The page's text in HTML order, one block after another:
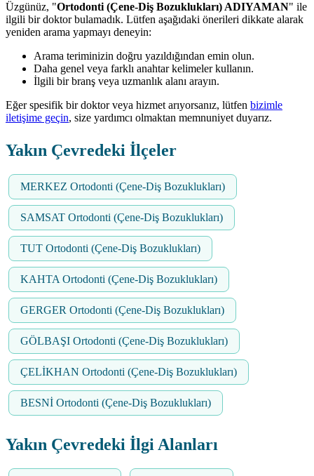
Üzgünüz, "Ortodonti (Çene-Diş Bozuklukları) ADIYAMAN" ile
ilgili bir doktor bulamadık. Lütfen aşağıdaki önerileri dikkate alarak
yeniden arama yapmayı deneyin:
Arama teriminizin doğru yazıldığından emin olun.
Daha genel veya farklı anahtar kelimeler kullanın.
İlgili bir branş veya uzmanlık alanı arayın.
Eğer spesifik bir doktor veya hizmet arıyorsanız, lütfen bizimle
iletişime geçin, size yardımcı olmaktan memnuniyet duyarız.
Yakın Çevredeki İlçeler
MERKEZ Ortodonti (Çene-Diş Bozuklukları)
SAMSAT Ortodonti (Çene-Diş Bozuklukları)
TUT Ortodonti (Çene-Diş Bozuklukları)
KAHTA Ortodonti (Çene-Diş Bozuklukları)
GERGER Ortodonti (Çene-Diş Bozuklukları)
GÖLBAŞI Ortodonti (Çene-Diş Bozuklukları)
ÇELİKHAN Ortodonti (Çene-Diş Bozuklukları)
BESNİ Ortodonti (Çene-Diş Bozuklukları)
Yakın Çevredeki İlgi Alanları